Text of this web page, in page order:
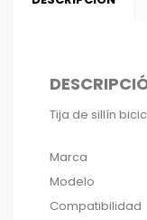
Tija de sillín
Marca
Modelo
Compatibilidad